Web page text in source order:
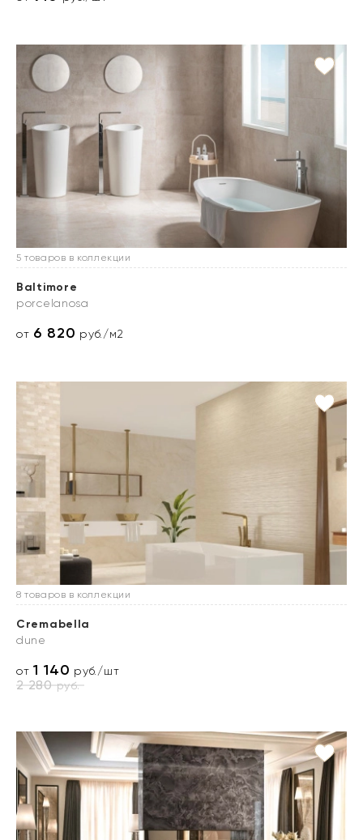
5 товаров в коллекции
Baltimore
porcelanosa
от 6 820 руб./м2
8 товаров в коллекции
Cremabella
dune
от1 140 руб./шт
2 280руб.